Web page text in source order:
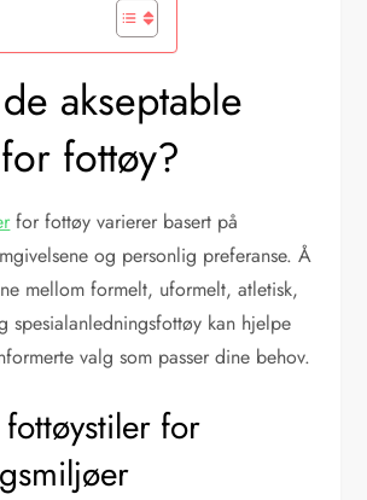
akseptable
fottøy?
for fottøy varierer basert på
og personlig preferanse. Å
mellom formelt, uformelt, atletisk,
spesialanledningsfottøy kan hjelpe
valg som passer dine behov.
for